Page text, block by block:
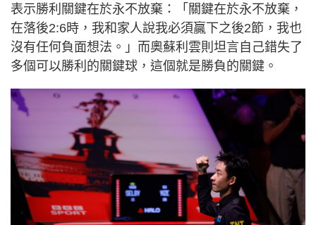
表示勝利關鍵在於永不放棄：「關鍵在於永不放棄，
在落後2:6時，我和家人說我必須贏下之後2節，我也
沒有任何負面想法。」而奧蘇利雲則坦言自己錯失了
多個可以勝利的關鍵球，這個就是勝負的關鍵。